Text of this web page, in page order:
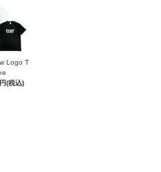
Logo T
(税込)